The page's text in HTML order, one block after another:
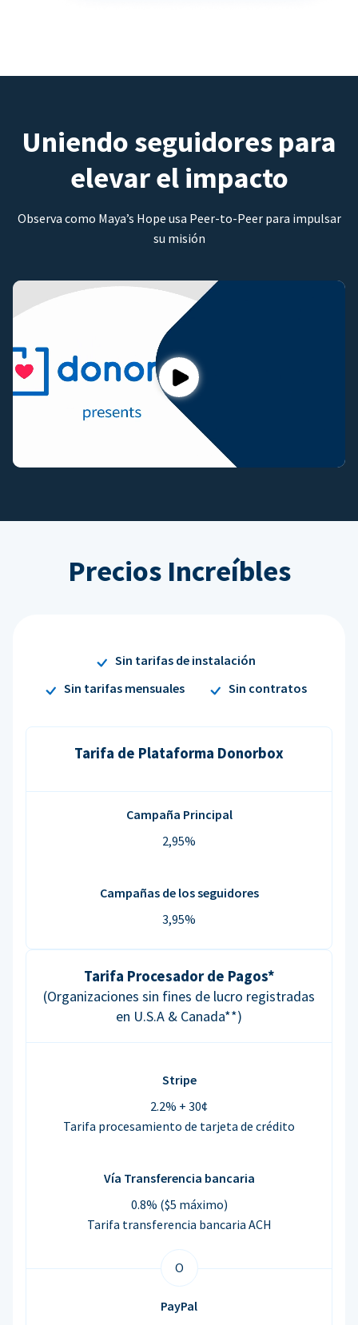
Uniendo seguidores para
elevar el impacto
Observa como Maya’s Hope usa Peer-to-Peer para impulsar
su misión
Play
Precios Increíbles
Sin tarifas de instalación
Sin tarifas mensuales
Sin contratos
Tarifa de Plataforma Donorbox
Campaña Principal
2,95%
Campañas de los seguidores
3,95%
Tarifa Procesador de Pagos*
(Organizaciones sin fines de lucro registradas
en U.S.A & Canada**)
Stripe
2.2% + 30¢
Tarifa procesamiento de tarjeta de crédito
Vía Transferencia bancaria
0.8% ($5 máximo)
Tarifa transferencia bancaria ACH
O
PayPal